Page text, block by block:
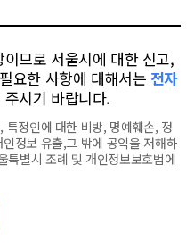
므로 서울시에 대한 신고,
요한 사항에 대해서는 전자
주시기 바랍니다.
정인에 대한 비방, 명예훼손, 정
정보 유출,그 밖에 공익을 저해하
특별시 조례 및 개인정보보호법에